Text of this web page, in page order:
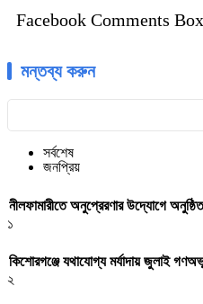
Facebook Comments Box
মন্তব্য করুন
সর্বশেষ
জনপ্রিয়
নীলফামারীতে অনুপ্রেরণার উদ্যোগে
১
কিশোরগঞ্জে যথাযোগ্য মর্যাদায় জুলাই
২